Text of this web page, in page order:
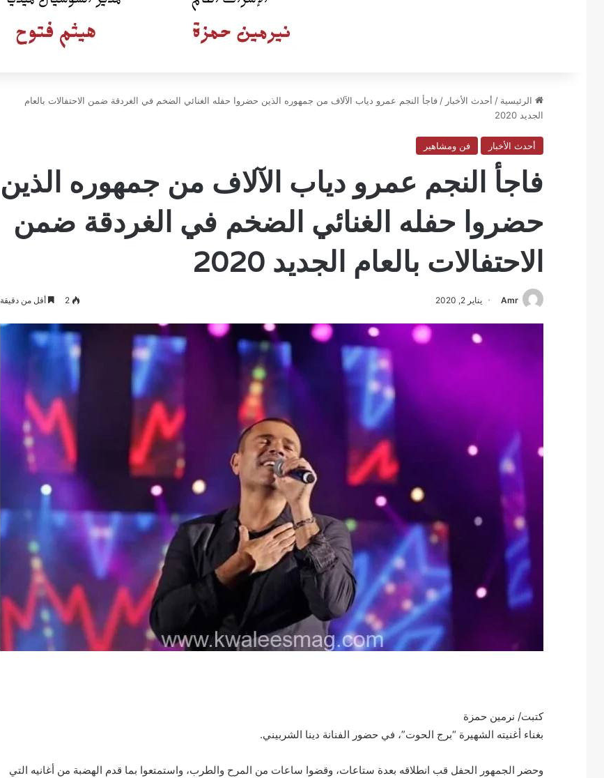
الرئيسية / أحدث الأخبار / فاجأ النجم عمرو دياب الآلاف من جمهوره الذين حضروا حفله الغنائي الضخم في الغردقة ضمن الاحتفالات بالعام
الجديد 2020
أحدث الأخبار فن ومشاهير
فاجأ النجم عمرو دياب الآلاف من جمهوره الذين
حضروا حفله الغنائي الضخم في الغردقة ضمن
الاحتفالات بالعام الجديد 2020
Amr يناير 2, 2020 2 أقل من دقيقة
كتبت/ نرمين حمزة
بغناء أغنيته الشهيرة “برج الحوت”، في حضور الفنانة دينا الشربيني.
وحضر الجمهور الحفل قب انطلاقه بعدة ستاعات، وقضوا ساعات من المرح والطرب، واستمتعوا بما قدم الهضبة من أغانيه التي